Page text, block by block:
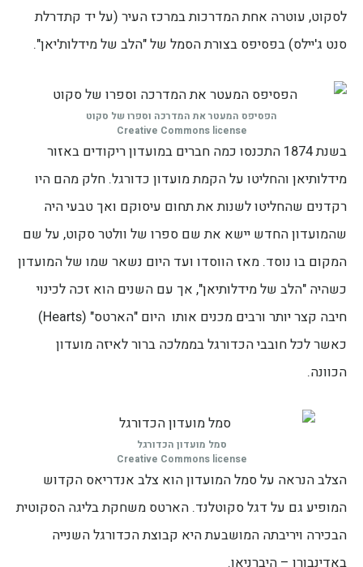
לסקוט, עוטרה אחת המדרכות במרכז העיר (על יד קתדרלת
סנט ג'יילס) בפסיפס בצורת הסמל של "הלב של מידלות'יאן".
הפסיפס המעטר את המדרכה וספרו של סקוט
Creative Commons license
בשנת 1874 התכנסו כמה חברים במועדון ריקודים באזור
מידלותיאן והחליטו על הקמת מועדון כדורגל. חלק מהם היו
רקדנים שהחליטו לשנות את תחום עיסוקם ואך טבעי היה
שהמועדון החדש יישא את שם ספרו של וולטר סקוט, על שם
המקום בו נוסד. מאז הווסדו ועד היום נשאר שמו של המועדון
כשהיה "הלב של מידלותיאן", אך עם השנים הוא זכה לכינוי
חיבה קצר יותר ורבים מכנים אותו היום "הארטס" (Hearts)
כאשר לכל חובבי הכדורגל בממלכה ברור לאיזה מועדון
הכוונה.
סמל מועדון הכדורגל
Creative Commons license
הצלב הנראה על סמל המועדון הוא צלב אנדריאס הקדוש
המופיע גם על דגל סקוטלנד. הארטס משחקת בליגה הסקוטית
הבכירה ויריבתה המושבעת היא קבוצת הכדורגל השנייה
באדינבורו – היברניאן.